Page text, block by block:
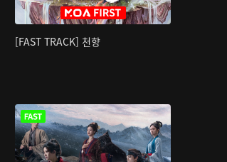
[FAST TRACK] 천향